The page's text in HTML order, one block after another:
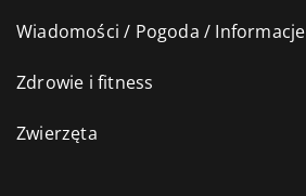
Wiadomości / Pogoda / Informacje
Zdrowie i fitness
Zwierzęta